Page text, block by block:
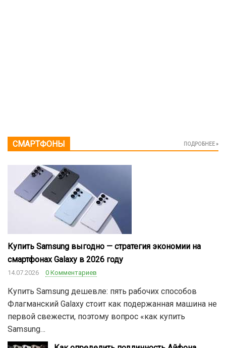
СМАРТФОНЫ ПОДРОБНЕЕ »
Купить Samsung выгодно — стратегия экономии на
смартфонах Galaxy в 2026 году
14.07.2026 0 Комментариев
Купить Samsung дешевле: пять рабочих способов
Флагманский Galaxy стоит как подержанная машина не
первой свежести, поэтому вопрос «как купить
Samsung…